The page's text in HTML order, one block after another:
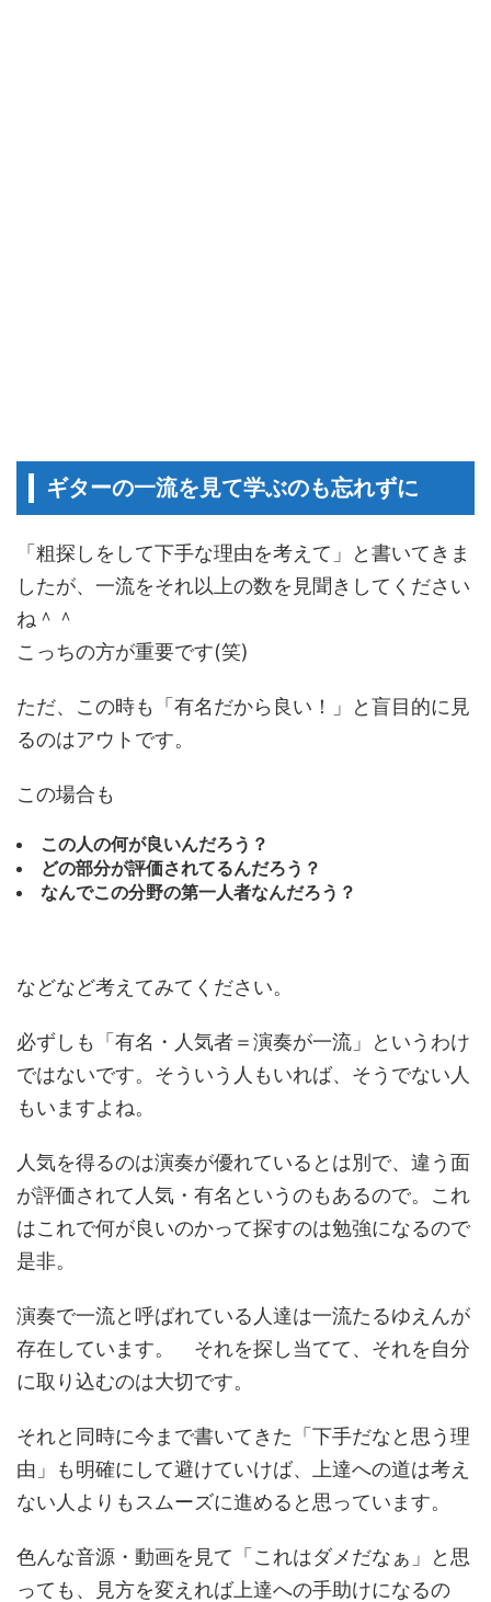
ギターの一流を見て学ぶのも忘れずに
「粗探しをして下手な理由を考えて」と書いてきま
したが、一流をそれ以上の数を見聞きしてください
ね＾＾
こっちの方が重要です(笑)
ただ、この時も「有名だから良い！」と盲目的に見
るのはアウトです。
この場合も
この人の何が良いんだろう？
どの部分が評価されてるんだろう？
なんでこの分野の第一人者なんだろう？
などなど考えてみてください。
必ずしも「有名・人気者＝演奏が一流」というわけ
ではないです。そういう人もいれば、そうでない人
もいますよね。
人気を得るのは演奏が優れているとは別で、違う面
が評価されて人気・有名というのもあるので。これ
はこれで何が良いのかって探すのは勉強になるので
是非。
演奏で一流と呼ばれている人達は一流たるゆえんが
存在しています。 それを探し当てて、それを自分
に取り込むのは大切です。
それと同時に今まで書いてきた「下手だなと思う理
由」も明確にして避けていけば、上達への道は考え
ない人よりもスムーズに進めると思っています。
色んな音源・動画を見て「これはダメだなぁ」と思
っても、見方を変えれば上達への手助けになるの